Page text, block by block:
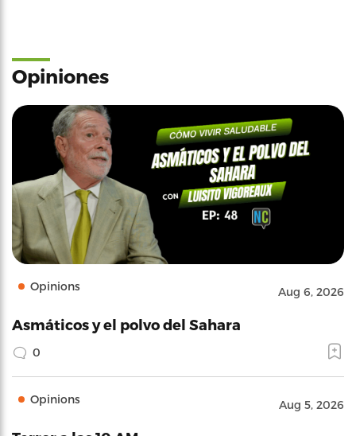
Opiniones
Opinions Aug 6, 2026
Asmáticos y el polvo del Sahara
0
Opinions Aug 5, 2026